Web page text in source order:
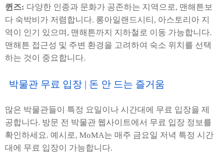
퀸즈: 다양한 인종과 문화가 공존하는 지역으로, 맨해튼보
다 숙박비가 저렴합니다. 롱아일랜드시티, 아스토리아 지
역이 인기 있으며, 맨해튼까지 지하철로 이동 가능합니다.
맨해튼 접근성 및 주변 환경을 고려하여 숙소 위치를 선택
하는 것이 중요합니다.
박물관 무료 입장 | 돈 안 드는 즐거움
많은 박물관들이 특정 요일이나 시간대에 무료 입장을 제
공합니다. 방문 전 박물관 웹사이트에서 무료 입장 정보를
확인하세요. 예시로, MoMA는 매주 금요일 저녁 특정 시간
대에 무료 입장이 가능합니다.